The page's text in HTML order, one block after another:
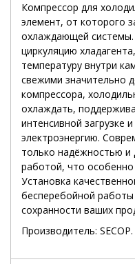
Компрессор для
элемент, от которого
охлаждающей
циркуляцию
температуру внутри
свежими значительно
компрессора,
охлаждать,
интенсивной загрузке
электроэнергию.
только надёжностью и
работой, что
Установка
бесперебойной работы
сохранности ваших
Производитель: SECOP.